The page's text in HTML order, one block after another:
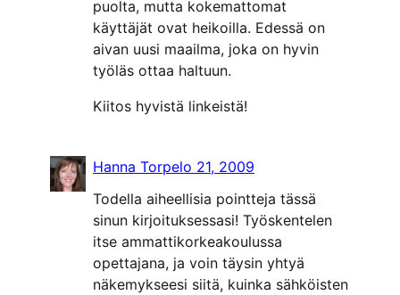
puolta, mutta kokemattomat
käyttäjät ovat heikoilla. Edessä on
aivan uusi maailma, joka on hyvin
työläs ottaa haltuun.
Kiitos hyvistä linkeistä!
Hanna Torpelo 21, 2009
Todella aiheellisia pointteja tässä
sinun kirjoituksessasi! Työskentelen
itse ammattikorkeakoulussa
opettajana, ja voin täysin yhtyä
näkemykseesi siitä, kuinka sähköisten